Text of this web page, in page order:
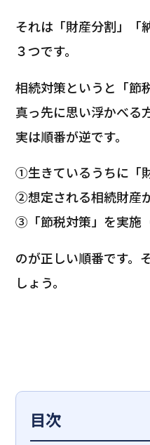
それは「財産分割」「
３つです。
相続対策というと「節
真っ先に思い浮かべる
実は順番が逆です。
①生きているうちに「
②想定される相続財産
③「節税対策」を実施
のが正しい順番です。
しょう。
目次